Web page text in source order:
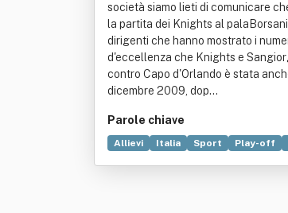
società siamo lieti di comunicare
la partita dei Knights al
dirigenti che hanno mostrato i
d'eccellenza che Knights e
contro Capo d'Orlando è stata
dicembre 2009, dop...
Parole chiave
Allievi Italia Sport Play-off